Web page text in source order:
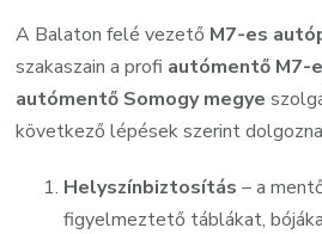
A Balaton felé vezető M7-es
szakaszain a profi autómentő M7-
autómentő Somogy megye
következő lépések szerint
Helyszínbiztosítás – a
figyelmeztető táblákat,